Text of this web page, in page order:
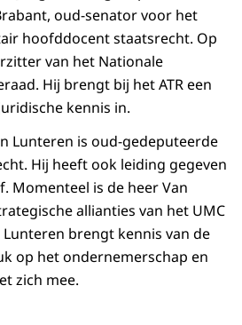
oud-senator voor het
hoofddocent staatsrecht. Op
van het Nationale
Hij brengt bij het ATR een
kennis in.
Lunteren is oud-gedeputeerde
Hij heeft ook leiding gegeven
Momenteel is de heer Van
allianties van het UMC
brengt kennis van de
op het ondernemerschap en
zich mee.